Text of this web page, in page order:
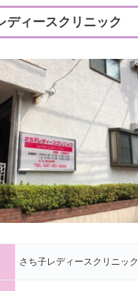
ディースクリニック
さち子レディースクリニック